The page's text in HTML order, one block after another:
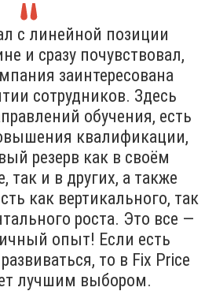
с линейной позиции
и сразу почувствовал,
заинтересована
сотрудников. Здесь
обучения, есть
квалификации,
резерв как в своём
так и в других, а также
как вертикального, так
роста. Это все —
опыт! Если есть
то в Fix Price
лучшим выбором.